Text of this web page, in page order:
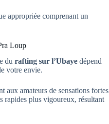
appropriée comprenant un
Loup
du rafting sur l’Ubaye dépend
votre envie.
aux amateurs de sensations fortes
rapides plus vigoureux, résultant